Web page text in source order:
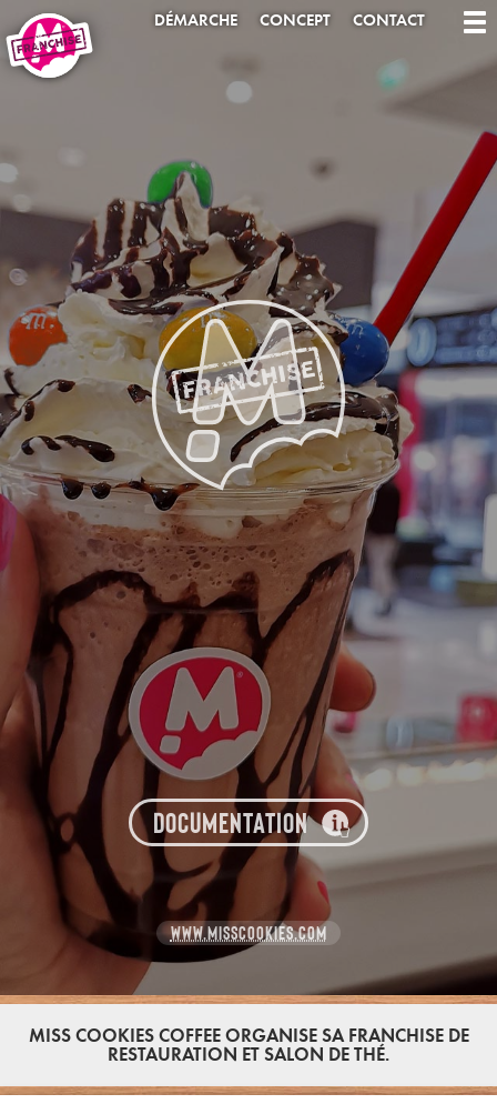
DÉMARCHE CONCEPT CONTACT
DOCUMENTATION
WWW.MISSCOOKIES.COM
MISS COOKIES COFFEE ORGANISE SA FRANCHISE DE
RESTAURATION ET SALON DE THÉ.